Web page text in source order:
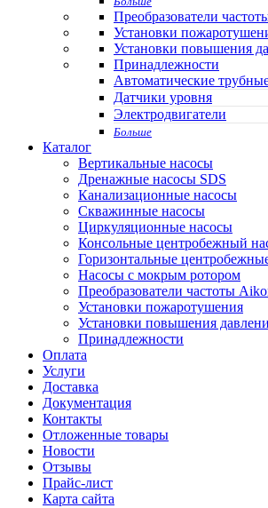
Преобразователи
Установки
Установки повышения
Принадлежности
Автоматические
Датчики уровня
Электродвигатели
Больше
Каталог
Вертикальные насосы
Дренажные насосы SDS
Канализационные насосы
Скважинные насосы
Циркуляционные насосы
Консольные центробежный
Горизонтальные
Насосы с мокрым ротором
Преобразователи частоты
Установки пожаротушения
Установки повышения
Принадлежности
Оплата
Услуги
Доставка
Документация
Контакты
Отложенные товары
Новости
Отзывы
Прайс-лист
Карта сайта